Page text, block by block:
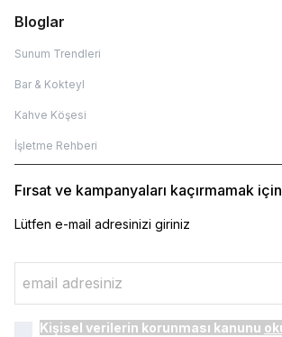
Bloglar
Sunum Trendleri
Bar & Kokteyl
Kahve Köşesi
İşletme Rehberi
Fırsat ve kampanyaları kaçırmamak
Lütfen e-mail adresinizi giriniz
Kişisel verilerin korunması kanunu